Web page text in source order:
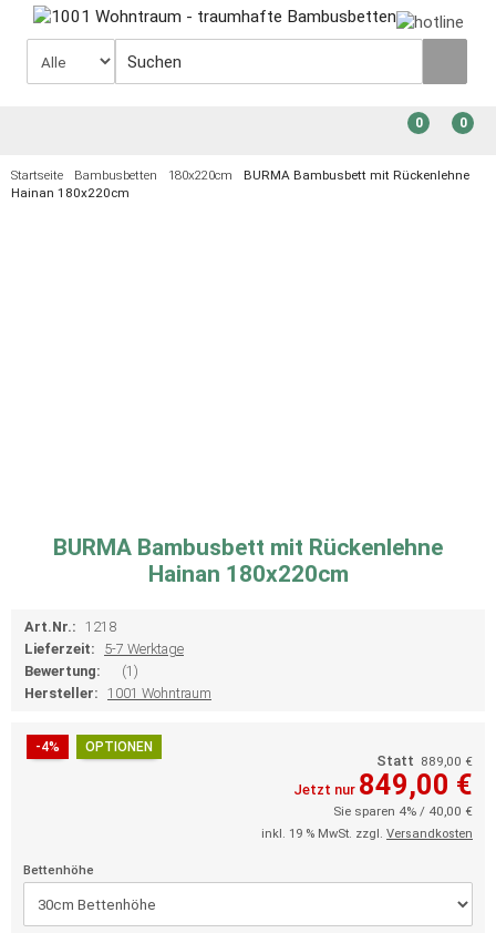
0
0
Startseite Bambusbetten 180x220cm
BURMA Bambusbett mit Rückenlehne
Hainan 180x220cm
BURMA Bambusbett mit Rückenlehne
Hainan 180x220cm
Art.Nr.: 1218
Lieferzeit:
5-7 Werktage
Bewertung:
(1)
Hersteller: 1001 Wohntraum
-4% OPTIONEN
Statt 889,00 €
Jetzt nur 849,00 €
Sie sparen 4% / 40,00 €
inkl. 19 % MwSt. zzgl. Versandkosten
Bettenhöhe